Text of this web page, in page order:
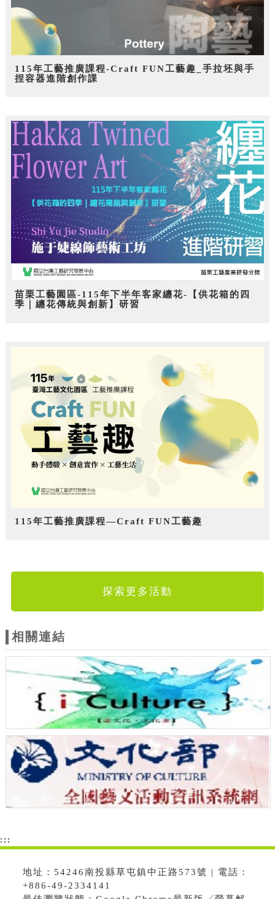
115年工藝推廣課程-Craft FUN工藝趣_手拉坯與手
捏容器進階創作課
苗栗工藝園區-115年下半年客家纏花-【供花箱的四
季｜纏花傳統與創新】研習
115年工藝推廣課程—Craft FUN工藝趣
探索更多活動
相關連結
:::
地址：54246南投縣草屯鎮中正路573號 | 電話：
+886-49-2334141